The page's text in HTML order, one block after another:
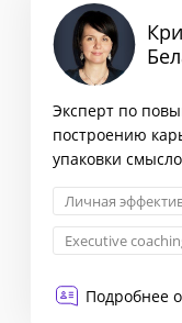
Эксперт по
построению
упаковки
Личная
Еxecutive
Подробнее